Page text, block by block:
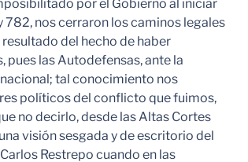
por el Gobierno al iniciar
nos cerraron los caminos legales
del hecho de haber
las Autodefensas, ante la
tal conocimiento nos
políticos del conflicto que fuimos,
no decirlo, desde las Altas Cortes
visión sesgada y de escritorio del
Restrepo cuando en las